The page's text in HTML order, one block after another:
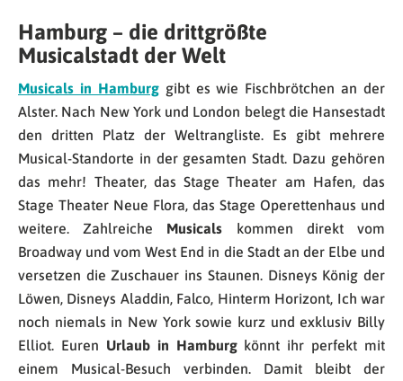
Hamburg – die drittgrößte
Musicalstadt der Welt
Musicals in Hamburggibt es wie Fischbrötchen an der
Alster. Nach New York und London belegt die Hansestadt
den dritten Platz der Weltrangliste. Es gibt mehrere
Musical-Standorte in der gesamten Stadt. Dazu gehören
das mehr! Theater, das Stage Theater am Hafen, das
Stage Theater Neue Flora, das Stage Operettenhaus und
weitere. Zahlreiche Musicals kommen direkt vom
Broadway und vom West End in die Stadt an der Elbe und
versetzen die Zuschauer ins Staunen. Disneys König der
Löwen, Disneys Aladdin, Falco, Hinterm Horizont, Ich war
noch niemals in New York sowie kurz und exklusiv Billy
Elliot. Euren Urlaub in Hamburgkönnt ihr perfekt mit
einem Musical-Besuch verbinden. Damit bleibt der